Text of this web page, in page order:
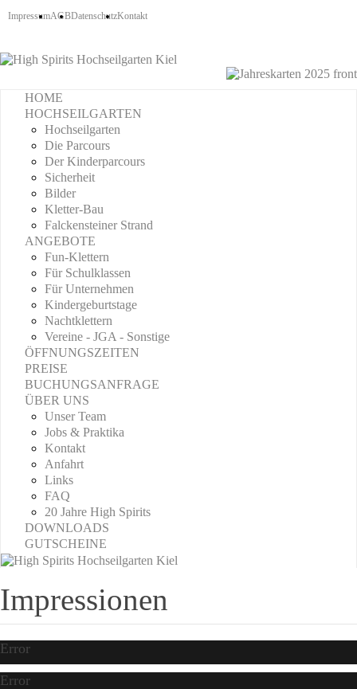
ImpressumAGBDatenschutzKontakt
HOME
HOCHSEILGARTEN
Hochseilgarten
Die Parcours
Der Kinderparcours
Sicherheit
Bilder
Kletter-Bau
Falckensteiner Strand
ANGEBOTE
Fun-Klettern
Für Schulklassen
Für Unternehmen
Kindergeburtstage
Nachtklettern
Vereine - JGA - Sonstige
ÖFFNUNGSZEITEN
PREISE
BUCHUNGSANFRAGE
ÜBER UNS
Unser Team
Jobs & Praktika
Kontakt
Anfahrt
Links
FAQ
20 Jahre High Spirits
DOWNLOADS
GUTSCHEINE
Impressionen
Error
Error